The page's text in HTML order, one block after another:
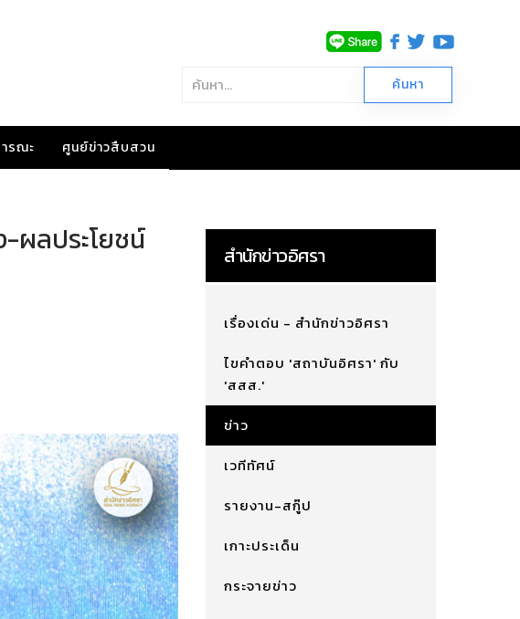
รณะ ศูนย์ข่าวสืบสวน
-ผลประโยชน์ สำนักข่าวอิศรา
เรื่องเด่น - สำนักข่าวอิศรา
ไขคำตอบ 'สถาบันอิศรา' กับ
'สสส.'
ข่าว
เวทีทัศน์
รายงาน-สกู๊ป
เกาะประเด็น
กระจายข่าว